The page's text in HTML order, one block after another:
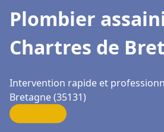
Plombier
Chartres de
Intervention rapide et
Bretagne (35131)